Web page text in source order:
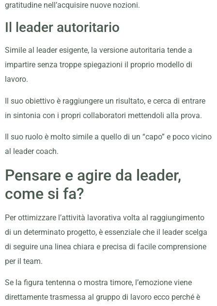
gratitudine nell’acquisire nuove nozioni.
Il leader autoritario
Simile al leader esigente, la versione autoritaria tende a
impartire senza troppe spiegazioni il proprio modello di
lavoro.
Il suo obiettivo è raggiungere un risultato, e cerca di entrare
in sintonia con i propri collaboratori mettendoli alla prova.
Il suo ruolo è molto simile a quello di un “capo” e poco vicino
al leader coach.
Pensare e agire da leader,
come si fa?
Per ottimizzare l’attività lavorativa volta al raggiungimento
di un determinato progetto, è essenziale che il leader scelga
di seguire una linea chiara e precisa di facile comprensione
per il team.
Se la figura tentenna o mostra timore, l’emozione viene
direttamente trasmessa al gruppo di lavoro ecco perché è